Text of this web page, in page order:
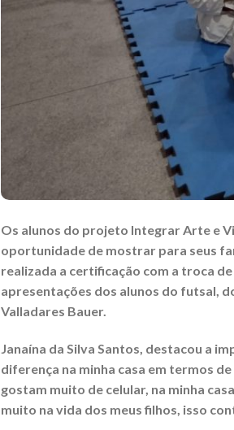
Os alunos do projeto Integrar Arte e
oportunidade de mostrar para seus
realizada a certificação com a troca
apresentações dos alunos do futsal,
Valladares Bauer.
Janaína da Silva Santos, destacou a
diferença na minha casa em termos
gostam muito de celular, na minha
muito na vida dos meus filhos, isso